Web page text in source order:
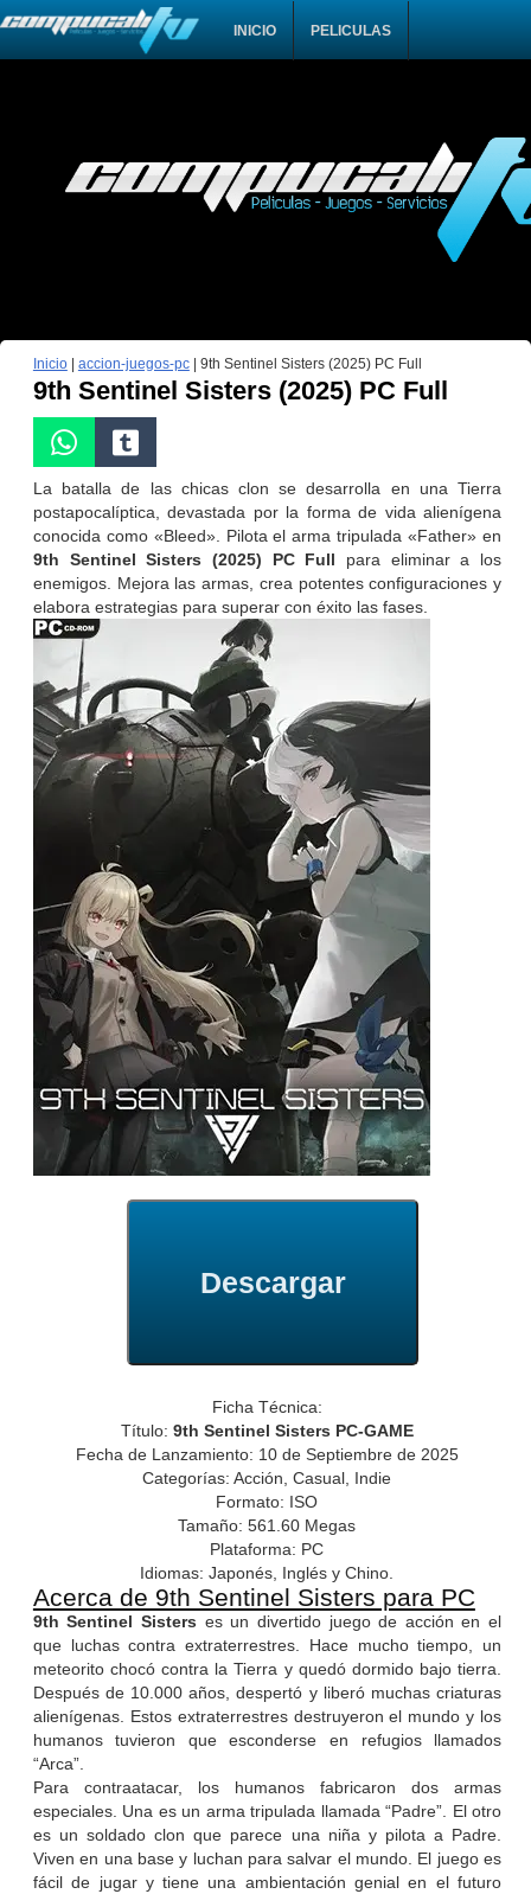
INICIO PELICULAS
Inicio| accion-juegos-pc| 9th Sentinel Sisters (2025) PC Full
9th Sentinel Sisters (2025) PC Full
La batalla de las chicas clon se desarrolla en una Tierra
postapocalíptica, devastada por la forma de vida alienígena
conocida como «Bleed». Pilota el arma tripulada «Father» en
9th Sentinel Sisters (2025) PC Full para eliminar a los
enemigos. Mejora las armas, crea potentes configuraciones y
elabora estrategias para superar con éxito las fases.
Descargar
Ficha Técnica:
Título: 9th Sentinel Sisters PC-GAME
Fecha de Lanzamiento: 10 de Septiembre de 2025
Categorías: Acción, Casual, Indie
Formato: ISO
Tamaño: 561.60 Megas
Plataforma: PC
Idiomas: Japonés, Inglés y Chino.
Acerca de 9th Sentinel Sisters para PC
9th Sentinel Sisters es un divertido juego de acción en el
que luchas contra extraterrestres. Hace mucho tiempo, un
meteorito chocó contra la Tierra y quedó dormido bajo tierra.
Después de 10.000 años, despertó y liberó muchas criaturas
alienígenas. Estos extraterrestres destruyeron el mundo y los
humanos tuvieron que esconderse en refugios llamados
“Arca”.
Para contraatacar, los humanos fabricaron dos armas
especiales. Una es un arma tripulada llamada “Padre”. El otro
es un soldado clon que parece una niña y pilota a Padre.
Viven en una base y luchan para salvar el mundo. El juego es
fácil de jugar y tiene una ambientación genial en el futuro